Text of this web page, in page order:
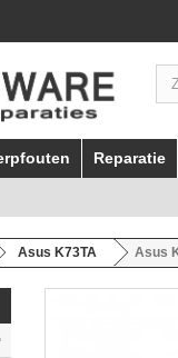
Reparatie
Asus K73TA Asus